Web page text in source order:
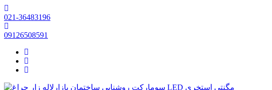
021-36483196
09126508591